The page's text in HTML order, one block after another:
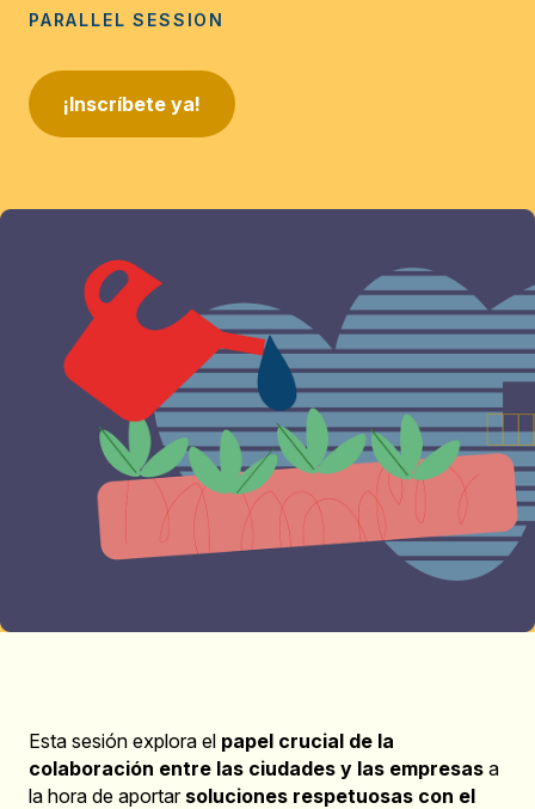
PARALLEL SESSION
¡Inscríbete ya!
Esta sesión explora el papel crucial de la
colaboración entre las ciudades y las empresas a
la hora de aportarsoluciones respetuosas con el